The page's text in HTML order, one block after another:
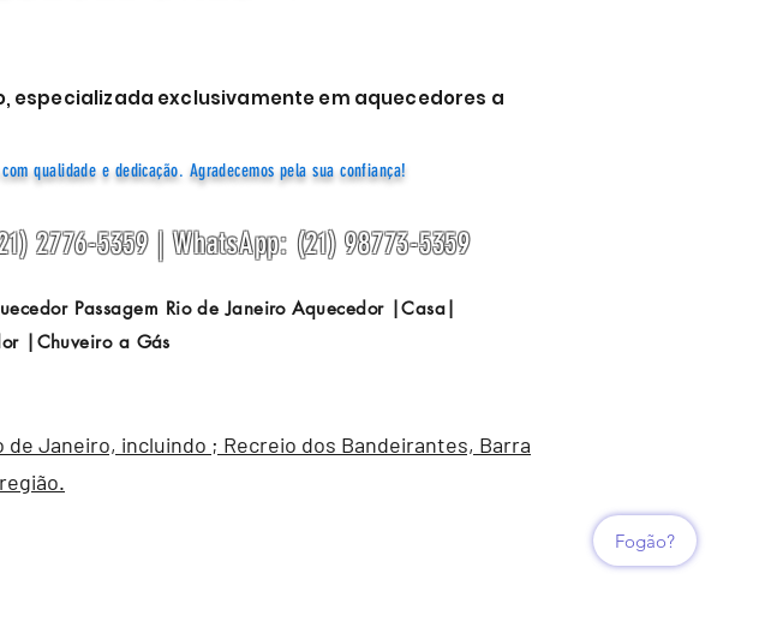
especializada exclusivamente em aquecedores a
qualidade e dedicação. Agradecemos pela sua confiança!
2776-5359 | WhatsApp: (21) 98773-5359
Passagem Rio de Janeiro Aquecedor |Casa|
|Chuveiro a Gás
Janeiro, incluindo ; Recreio dos Bandeirantes, Barra
Fogão?